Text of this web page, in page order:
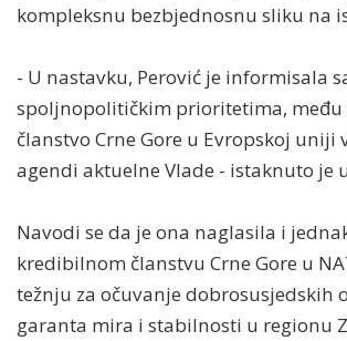
kompleksnu bezbjednosnu sliku na
- U nastavku, Perović je informisala
spoljnopolitičkim prioritetima, među
članstvo Crne Gore u Evropskoj uniji
agendi aktuelne Vlade - istaknuto je
Navodi se da je ona naglasila i
kredibilnom članstvu Crne Gore u
težnju za očuvanje dobrosusjedskih
garanta mira i stabilnosti u regionu